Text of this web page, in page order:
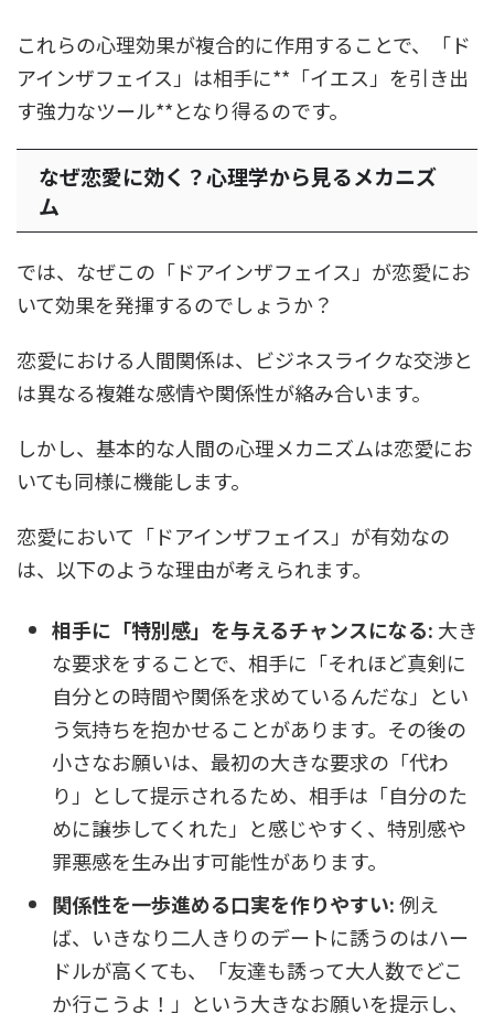
これらの心理効果が複合的に作用することで、「ド
アインザフェイス」は相手に**「イエス」を引き出
す強力なツール**となり得るのです。
なぜ恋愛に効く？心理学から見るメカニズ
ム
では、なぜこの「ドアインザフェイス」が恋愛にお
いて効果を発揮するのでしょうか？
恋愛における人間関係は、ビジネスライクな交渉と
は異なる複雑な感情や関係性が絡み合います。
しかし、基本的な人間の心理メカニズムは恋愛にお
いても同様に機能します。
恋愛において「ドアインザフェイス」が有効なの
は、以下のような理由が考えられます。
相手に「特別感」を与えるチャンスになる: 大き
な要求をすることで、相手に「それほど真剣に
自分との時間や関係を求めているんだな」とい
う気持ちを抱かせることがあります。その後の
小さなお願いは、最初の大きな要求の「代わ
り」として提示されるため、相手は「自分のた
めに譲歩してくれた」と感じやすく、特別感や
罪悪感を生み出す可能性があります。
関係性を一歩進める口実を作りやすい:例え
ば、いきなり二人きりのデートに誘うのはハー
ドルが高くても、「友達も誘って大人数でどこ
か行こうよ！」という大きなお願いを提示し、